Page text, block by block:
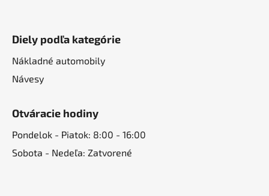
Diely podľa kategórie
Nákladné automobily
Návesy
Otváracie hodiny
Pondelok - Piatok: 8:00 - 16:00
Sobota - Nedeľa: Zatvorené